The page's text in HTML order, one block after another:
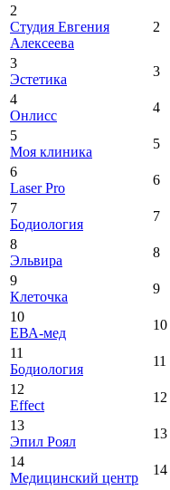
2
Студия Евгения
Алексеева
2
3
Эстетика
3
4
Онлисс
4
5
Моя клиника
5
6
Laser Pro
6
7
Бодиология
7
8
Эльвира
8
9
Клеточка
9
10
ЕВА-мед
10
11
Бодиология
11
12
Effect
12
13
Эпил Роял
13
14
Медицинский центр
14